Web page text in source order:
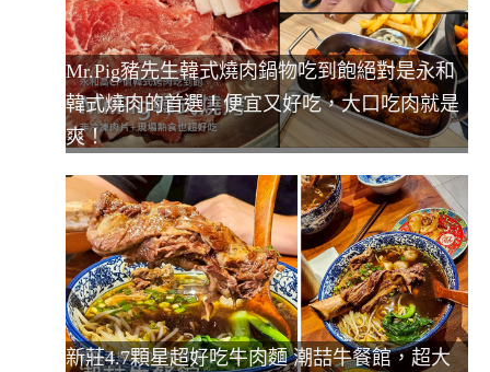
Mr.Pig豬先生韓式燒肉鍋物吃到飽絕對是永和
韓式燒肉的首選！便宜又好吃，大口吃肉就是
爽！
新莊4.7顆星超好吃牛肉麵 潮喆牛餐館，超大